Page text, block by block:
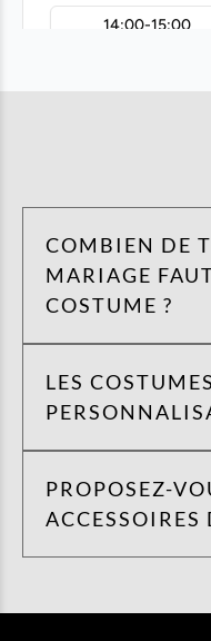
COMBIEN DE
MARIAGE
COSTUME ?
LES
PROPOSEZ-
ACCESSOIRES